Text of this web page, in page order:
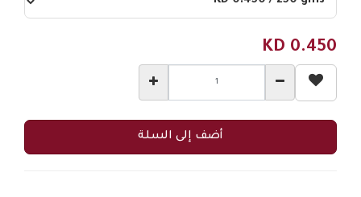
KD 0.450
أضف إلى السلة